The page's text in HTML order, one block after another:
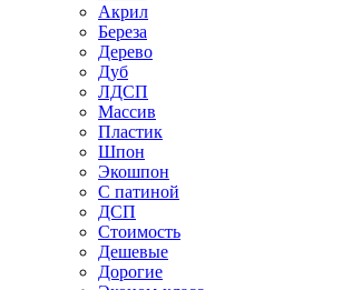
Акрил
Береза
Дерево
Дуб
ЛДСП
Массив
Пластик
Шпон
Экошпон
С патиной
ДСП
Стоимость
Дешевые
Дорогие